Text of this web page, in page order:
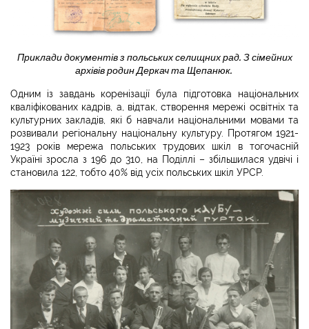
Приклади документів з польських селищних рад. З сімейних
архівів родин Деркач та Щепанюк.
Одним із завдань коренізації була підготовка національних
кваліфікованих кадрів, а, відтак, створення мережі освітніх та
культурних закладів, які б навчали національними мовами та
розвивали регіональну національну культуру. Протягом 1921-
1923 років мережа польських трудових шкіл в тогочасній
Україні зросла з 196 до 310, на Поділлі – збільшилася удвічі і
становила 122, тобто 40% від усіх польських шкіл УРСР.